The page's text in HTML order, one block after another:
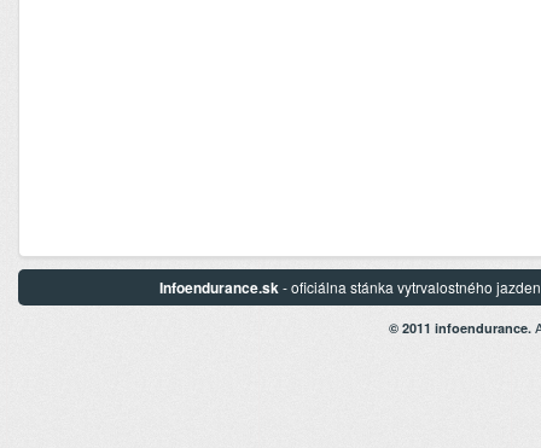
Infoendurance.sk - oficiálna stánka vytrvalostného
© 2011 infoendurance.